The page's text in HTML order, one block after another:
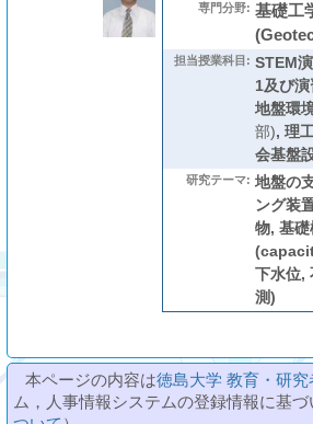
専門分野: 基礎工
担当授業科目: STEM
1及び演
地盤環
部), 理
会基盤
研究テーマ: 地盤の
ング装
物, 基
下水位,
測)
本ページの内容は徳島大学 教育・研
ム，人事情報システムの登録情報に基